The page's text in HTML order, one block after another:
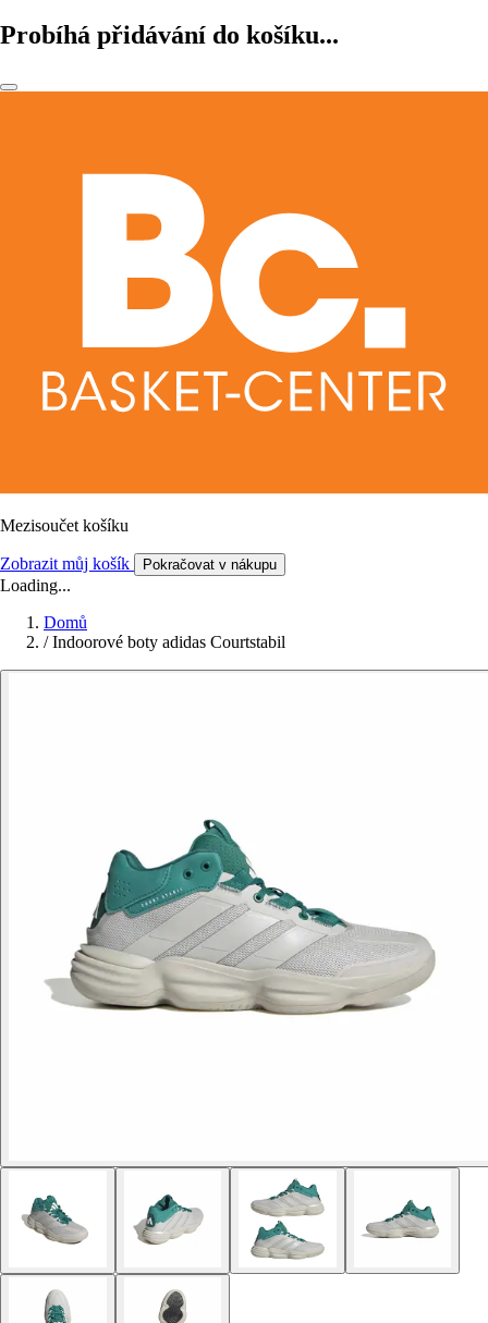
Probíhá přidávání do košíku...
Mezisoučet košíku
Zobrazit můj košík Pokračovat v nákupu
Loading...
Domů
/ Indoorové boty adidas Courtstabil